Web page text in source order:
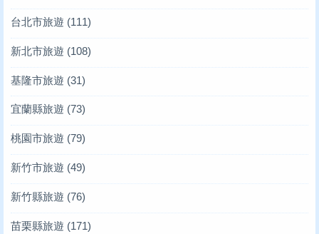
台北市旅遊 (111)
新北市旅遊 (108)
基隆市旅遊 (31)
宜蘭縣旅遊 (73)
桃園市旅遊 (79)
新竹市旅遊 (49)
新竹縣旅遊 (76)
苗栗縣旅遊 (171)